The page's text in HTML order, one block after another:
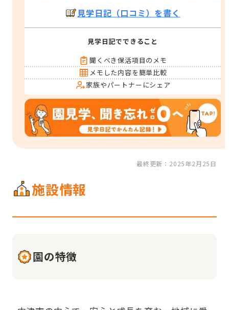
見学日記（口コミ）を書く
見学日記でできること
聞くべき保活項目のメモ
メモした内容を簡単比較
家族やパートナーにシェア
最終更新：2025年2月25日
施設情報
園の特徴